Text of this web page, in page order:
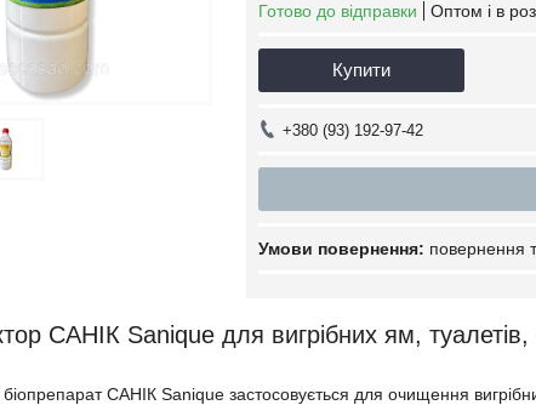
Готово до відправки Оптом і в
Купити
+380 (93) 192-97-42
повернення
САНІК Sanique для вигрібних ям,
САНІК Sanique застосовується для очищення